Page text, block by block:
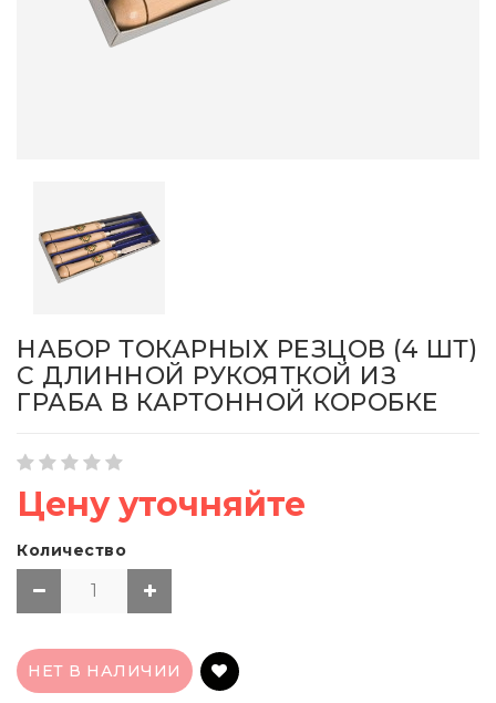
НАБОР ТОКАРНЫХ РЕЗЦОВ (4 ШТ)
С ДЛИННОЙ РУКОЯТКОЙ ИЗ
ГРАБА В КАРТОННОЙ КОРОБКЕ
Цену уточняйте
Количество
НЕТ В НАЛИЧИИ